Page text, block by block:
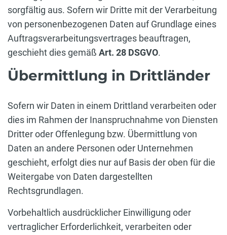
sorgfältig aus. Sofern wir Dritte mit der Verarbeitung
von personenbezogenen Daten auf Grundlage eines
Auftragsverarbeitungsvertrages beauftragen,
geschieht dies gemäß Art. 28 DSGVO.
Übermittlung in Drittländer
Sofern wir Daten in einem Drittland verarbeiten oder
dies im Rahmen der Inanspruchnahme von Diensten
Dritter oder Offenlegung bzw. Übermittlung von
Daten an andere Personen oder Unternehmen
geschieht, erfolgt dies nur auf Basis der oben für die
Weitergabe von Daten dargestellten
Rechtsgrundlagen.
Vorbehaltlich ausdrücklicher Einwilligung oder
vertraglicher Erforderlichkeit, verarbeiten oder